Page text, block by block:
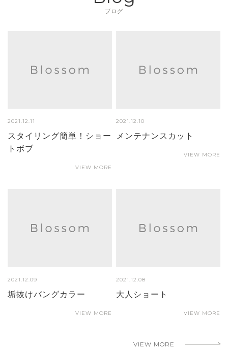
ブログ
2021.12.11
スタイリング簡単！ショー
トボブ
VIEW MORE
2021.12.10
メンテナンスカット
VIEW MORE
2021.12.09
垢抜けバングカラー
VIEW MORE
2021.12.08
大人ショート
VIEW MORE
VIEW MORE